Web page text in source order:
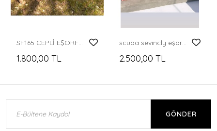
1.800,00 TL 2.500,00 TL
GÖNDER